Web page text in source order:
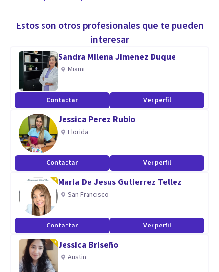
Realicé una maestría en Psicología Clínica Conductual, Soy
Life Coach, realizo Mindfulness, PNL (Programación
Neurolingüística) Hipnosis Clínica, Constelaciones
Familiares y Bioneuroemoción.
Me encantaría poder aportar desde mi experiencia y
conocimientos, en todo aquello que quieras resolver.
Especialidad
De profesión Psicóloga. Realicé una maestría en Psicología
Clínica Conductual, enfocado en las terapias de tercera
generación como el Mindfulness, la Terapia de Aceptación y
Compromiso, y la Terapia Dialéctica Conductual.
Aptitudes
Me certifiqué como Life Coach, y Coach Corporativo. Soy
Speaker,
también, realicé estudios de PNL (Programación
Estos son otros profesionales que te pueden
interesar
Sandra Milena Jimenez Duque
Miami
Contactar Ver perfil
Jessica Perez Rubio
Florida
Contactar Ver perfil
Maria De Jesus Gutierrez Tellez
San Francisco
Contactar Ver perfil
Jessica Briseño
Austin